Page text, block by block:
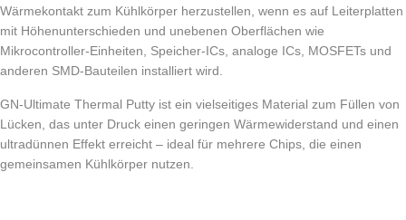
Wärmekontakt zum Kühlkörper herzustellen, wenn es auf Leiterplatten
mit Höhenunterschieden und unebenen Oberflächen wie
Mikrocontroller-Einheiten, Speicher-ICs, analoge ICs, MOSFETs und
anderen SMD-Bauteilen installiert wird.
GN-Ultimate Thermal Putty ist ein vielseitiges Material zum Füllen von
Lücken, das unter Druck einen geringen Wärmewiderstand und einen
ultradünnen Effekt erreicht – ideal für mehrere Chips, die einen
gemeinsamen Kühlkörper nutzen.